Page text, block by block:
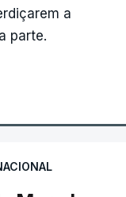
a
parte.